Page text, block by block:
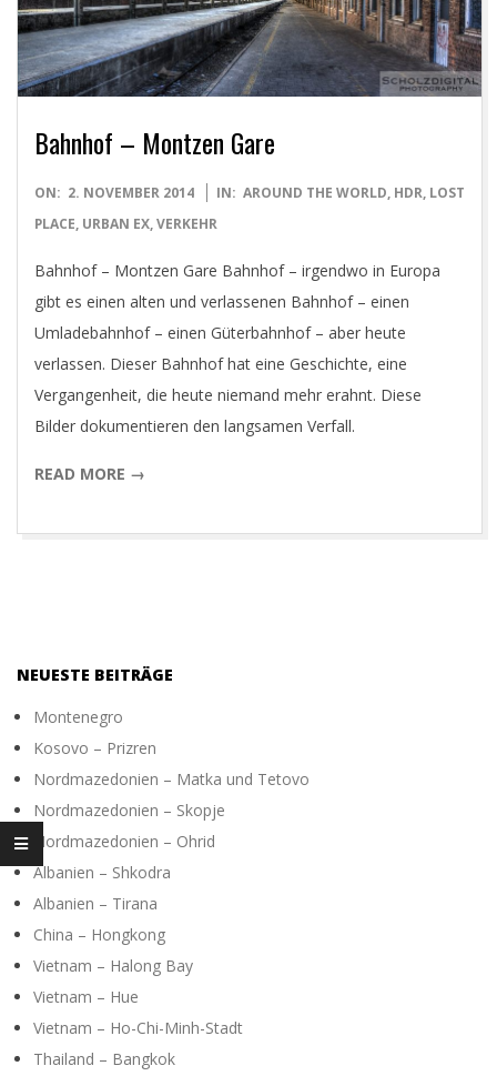
I
G
T
A
L
P
H
O
O
G
R
A
P
H
Y
Bahnhof – Montzen Gare
2014-
11-
ON: 2. NOVEMBER 2014 IN: AROUND THE WORLD, HDR, LOST
PLACE, URBAN EX,VERKEHR
Bahnhof – Montzen Gare Bahnhof – irgendwo in Europa
gibt es einen alten und verlassenen Bahnhof – einen
Umladebahnhof – einen Güterbahnhof – aber heute
verlassen. Dieser Bahnhof hat eine Geschichte, eine
Vergangenheit, die heute niemand mehr erahnt. Diese
Bilder dokumentieren den langsamen Verfall.
READ MORE →
NEUESTE BEITRÄGE
Montenegro
Kosovo – Prizren
Nordmazedonien – Matka und Tetovo
Nordmazedonien – Skopje
Nordmazedonien – Ohrid
Albanien – Shkodra
Albanien – Tirana
China – Hongkong
Vietnam – Halong Bay
Vietnam – Hue
Vietnam – Ho-Chi-Minh-Stadt
Thailand – Bangkok